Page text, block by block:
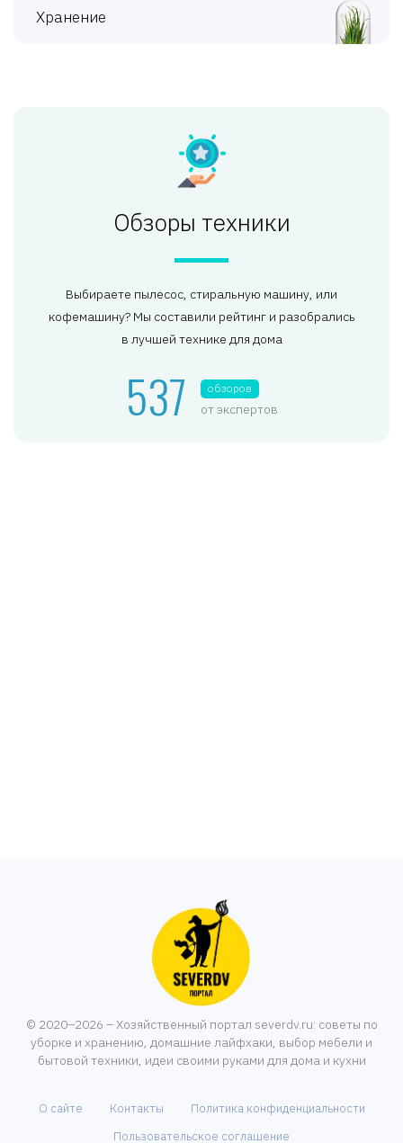
Хранение
Обзоры техники
Выбираете пылесос, стиральную машину, или
кофемашину? Мы составили рейтинг и разобрались
в лучшей технике для дома
537 обзоров
от экспертов
© 2020–2026 – Хозяйственный портал severdv.ru: советы по
уборке и хранению, домашние лайфхаки, выбор мебели и
бытовой техники, идеи своими руками для дома и кухни
О сайте Контакты
Политика конфиденциальности
Пользовательское соглашение